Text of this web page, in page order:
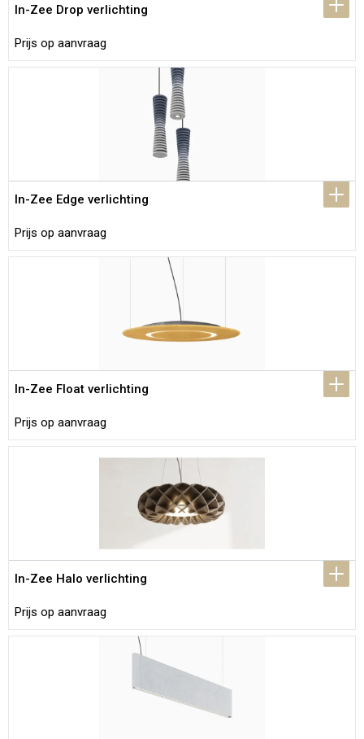
In-Zee Drop verlichting
Prijs op aanvraag
In-Zee Edge verlichting
Prijs op aanvraag
In-Zee Float verlichting
Prijs op aanvraag
In-Zee Halo verlichting
Prijs op aanvraag